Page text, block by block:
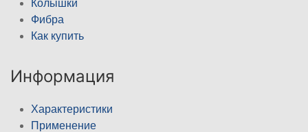
Колышки
Фибра
Как купить
Информация
Характеристики
Применение